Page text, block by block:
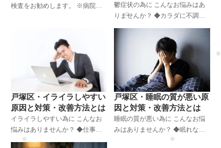
検査をお勧めします。 ※病院で
に こんなお悩みはありません
か？ ◆不安で悩んでいる
鬱症状の為に こんなお悩みはあ
りませんか？ ◆カラダに不調が
れで悩んでいる ◆落ち込みで悩
んでいる ◆不眠で悩んでいる ◆
イライラしやすくて悩んで
戸塚区・イライラしやすい
原因と対策・改善方法とは
イライラしやすい為に こんなお
悩みはありませんか？ ◆仕事に
支障がでて悩んでいる ◆育児が
戸塚区・睡眠の質が悪い原
因と対策・改善方法とは
睡眠の質が悪い為に こんなお悩
みはありませんか？ ◆眠れな
い・夜中に起きそうで悩んでい